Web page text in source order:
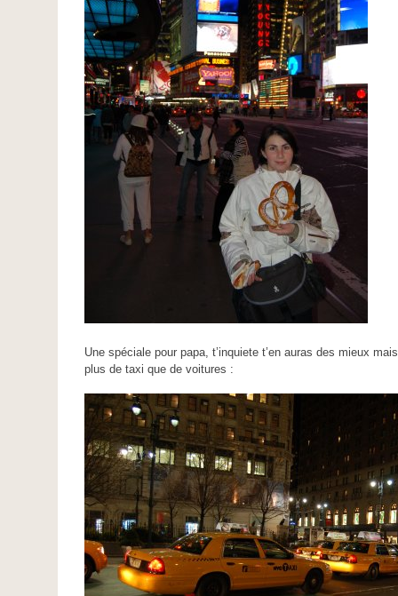
Une spéciale pour papa, t’inquiete t’en auras des mieux
plus de taxi que de voitures :